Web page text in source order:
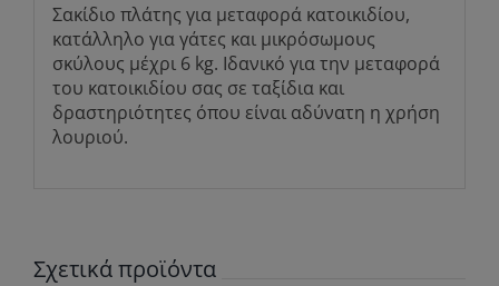
Σακίδιο πλάτης για μεταφορά κατοικιδίου,
κατάλληλο για γάτες και μικρόσωμους
σκύλους μέχρι 6 kg. Ιδανικό για την μεταφορά
του κατοικιδίου σας σε ταξίδια και
δραστηριότητες όπου είναι αδύνατη η χρήση
λουριού.
Σχετικά προϊόντα